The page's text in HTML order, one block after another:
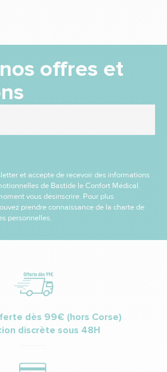
offres et
et accepte de recevoir des informations
de Bastide le Confort Médical.
vous désinscrire. Pour plus
prendre connaissance de la charte de
personnelles.
dès 99€ (hors Corse)
discrète sous 48H